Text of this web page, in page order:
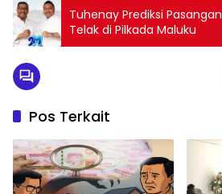
Tuhenay Prediksi
Telak di Pilkada Maluku
Pos Terkait